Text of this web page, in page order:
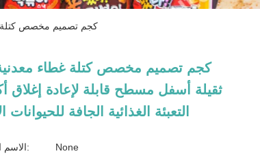
2.5 كجم تصميم مخصص كتلة
ثقيلة أسفل مسطح قابلة لإعادة إغلاق
التعبئة الغذائية الجافة للحيوانات
الاسم التجاري: None